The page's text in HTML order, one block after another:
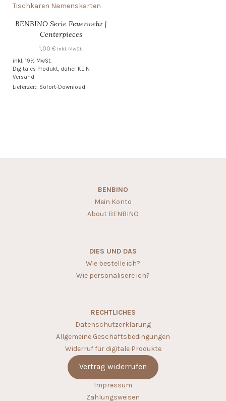
BENBINO Serie Feuerwehr |
Centerpieces
1,00€ inkl. MwSt.
inkl. 19% MwSt.
Digitales Produkt, daher KEIN
Versand
Lieferzeit: Sofort-Download
BENBINO
Mein Konto
About BENBINO
DIES UND DAS
Wie bestelle ich?
Wie personalisere ich?
RECHTLICHES
Datenschutzerklärung
Allgemeine Geschäftsbedingungen
Widerruf für digitale Produkte
Vertrag widerrufen
Impressum
Zahlungsweisen